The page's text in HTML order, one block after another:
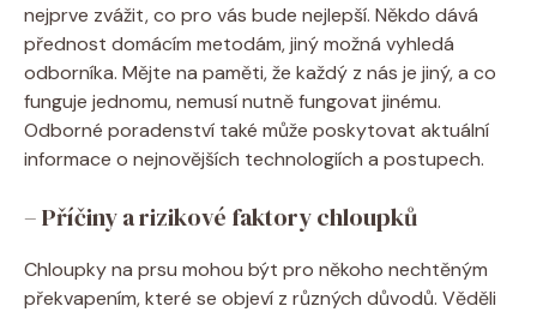
nejprve zvážit, co pro vás bude nejlepší. Někdo dává
přednost domácím metodám, jiný možná vyhledá
odborníka. Mějte na paměti, že každý z nás je jiný, a co
funguje jednomu, nemusí nutně fungovat jinému.
Odborné poradenství také může poskytovat aktuální
informace o nejnovějších technologiích a postupech.
– Příčiny a rizikové faktory chloupků
Chloupky na prsu mohou být pro někoho nechtěným
překvapením, které se objeví z různých důvodů. Věděli